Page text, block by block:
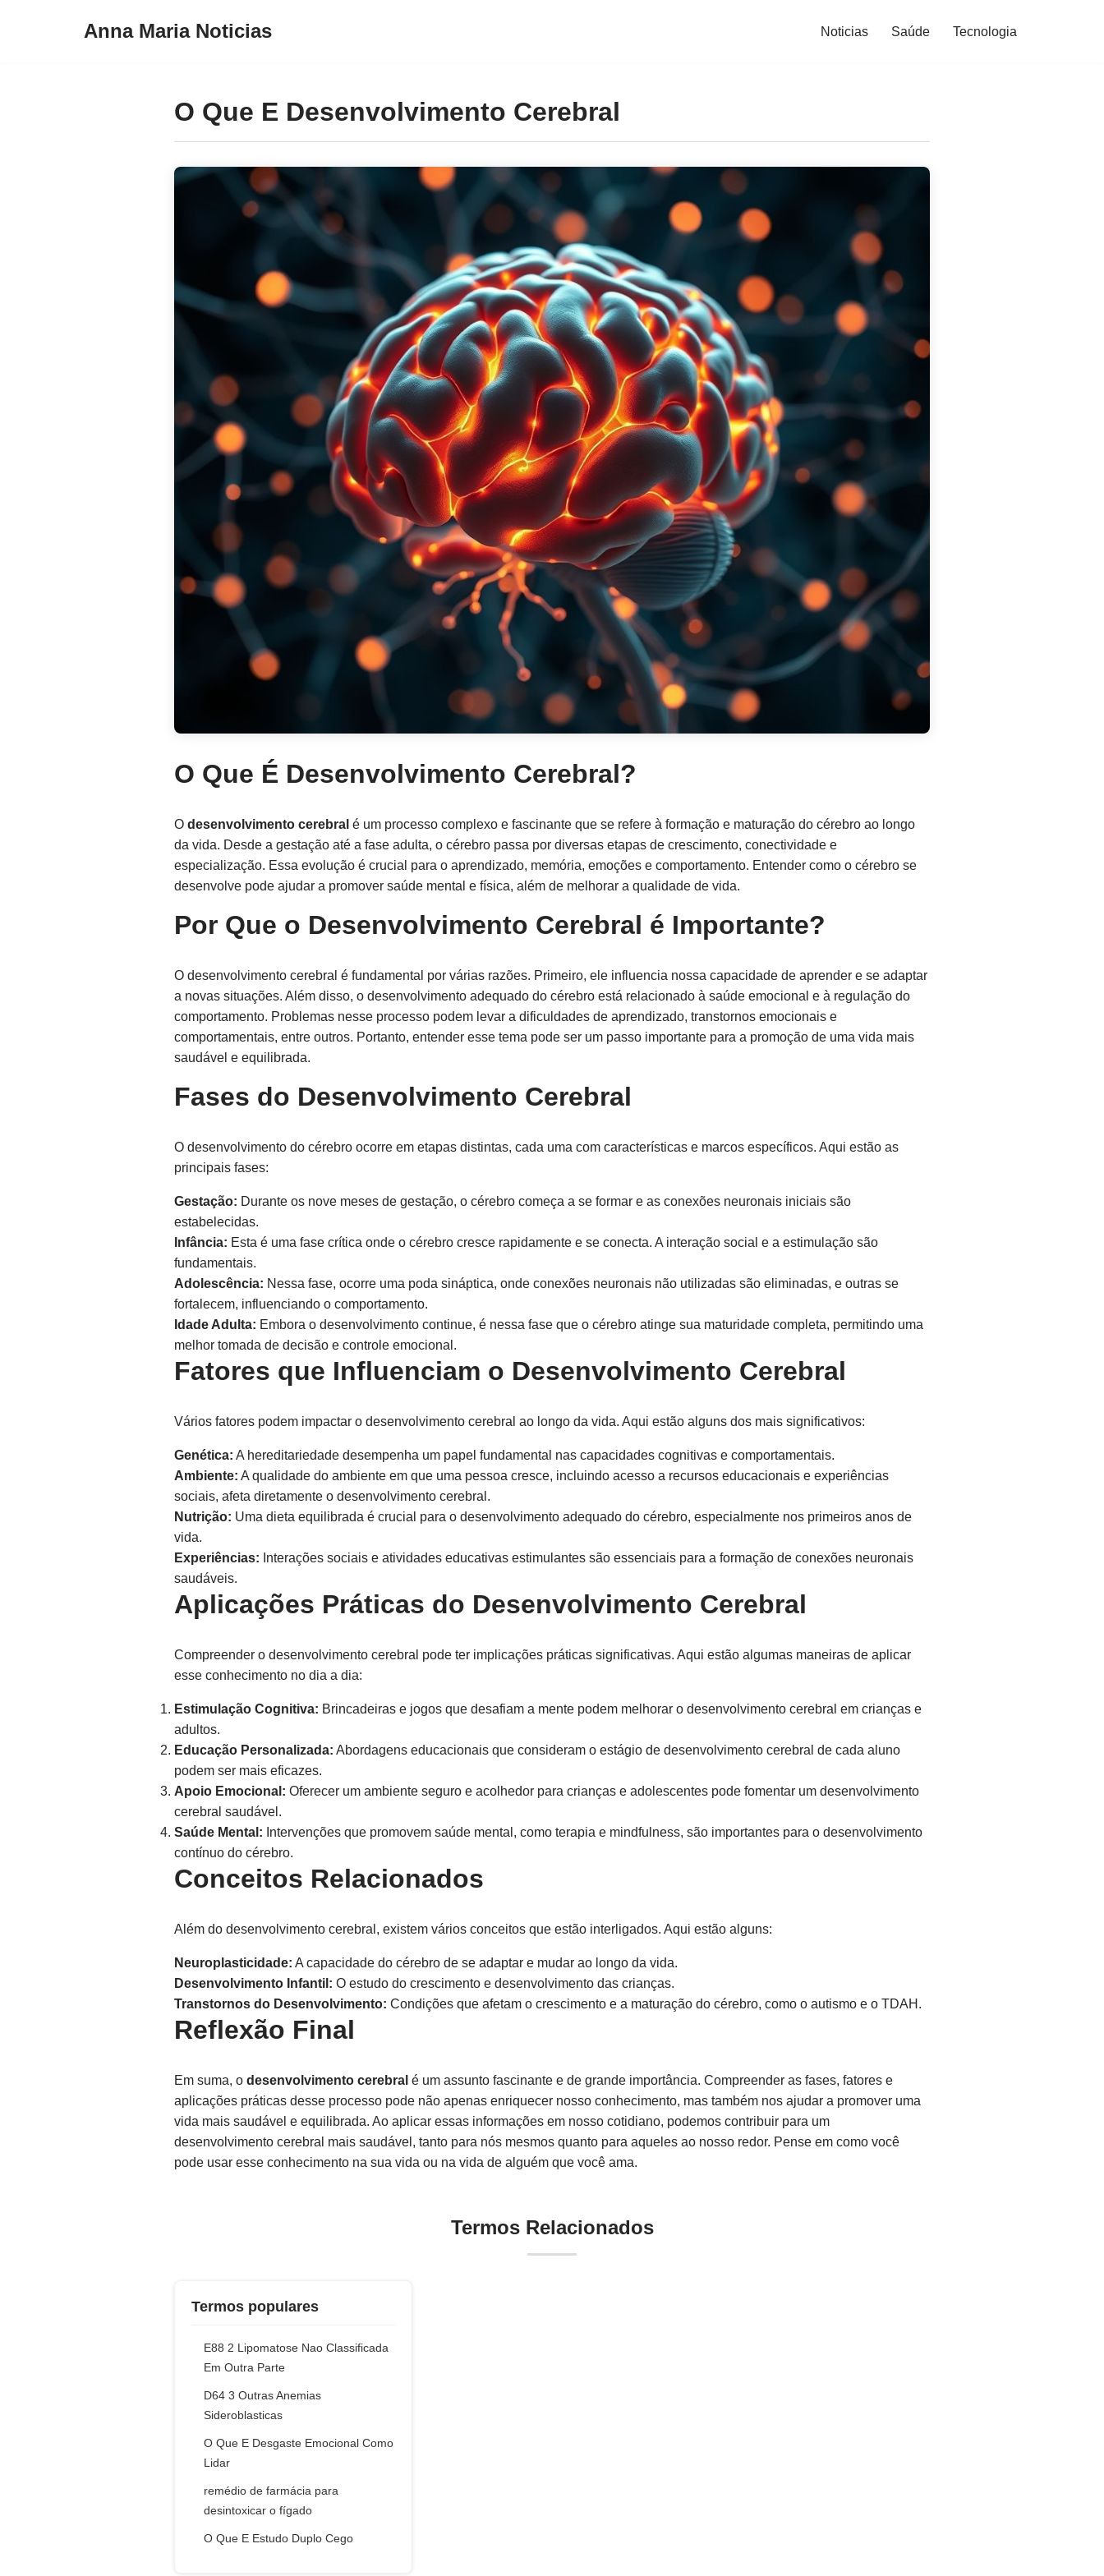
Anna Maria Noticias Noticias Saúde Tecnologia
O Que E Desenvolvimento Cerebral
O Que É Desenvolvimento Cerebral?
O desenvolvimento cerebral é um processo complexo e fascinante que se refere à formação e maturação do cérebro ao longo
da vida. Desde a gestação até a fase adulta, o cérebro passa por diversas etapas de crescimento, conectividade e
especialização. Essa evolução é crucial para o aprendizado, memória, emoções e comportamento. Entender como o cérebro se
desenvolve pode ajudar a promover saúde mental e física, além de melhorar a qualidade de vida.
Por Que o Desenvolvimento Cerebral é Importante?
O desenvolvimento cerebral é fundamental por várias razões. Primeiro, ele influencia nossa capacidade de aprender e se adaptar
a novas situações. Além disso, o desenvolvimento adequado do cérebro está relacionado à saúde emocional e à regulação do
comportamento. Problemas nesse processo podem levar a dificuldades de aprendizado, transtornos emocionais e
comportamentais, entre outros. Portanto, entender esse tema pode ser um passo importante para a promoção de uma vida mais
saudável e equilibrada.
Fases do Desenvolvimento Cerebral
O desenvolvimento do cérebro ocorre em etapas distintas, cada uma com características e marcos específicos. Aqui estão as
principais fases:
Gestação: Durante os nove meses de gestação, o cérebro começa a se formar e as conexões neuronais iniciais são
estabelecidas.
Infância: Esta é uma fase crítica onde o cérebro cresce rapidamente e se conecta. A interação social e a estimulação são
fundamentais.
Adolescência: Nessa fase, ocorre uma poda sináptica, onde conexões neuronais não utilizadas são eliminadas, e outras se
fortalecem, influenciando o comportamento.
Idade Adulta: Embora o desenvolvimento continue, é nessa fase que o cérebro atinge sua maturidade completa, permitindo uma
melhor tomada de decisão e controle emocional.
Fatores que Influenciam o Desenvolvimento Cerebral
Vários fatores podem impactar o desenvolvimento cerebral ao longo da vida. Aqui estão alguns dos mais significativos:
Genética: A hereditariedade desempenha um papel fundamental nas capacidades cognitivas e comportamentais.
Ambiente: A qualidade do ambiente em que uma pessoa cresce, incluindo acesso a recursos educacionais e experiências
sociais, afeta diretamente o desenvolvimento cerebral.
Nutrição: Uma dieta equilibrada é crucial para o desenvolvimento adequado do cérebro, especialmente nos primeiros anos de
vida.
Experiências: Interações sociais e atividades educativas estimulantes são essenciais para a formação de conexões neuronais
saudáveis.
Aplicações Práticas do Desenvolvimento Cerebral
Compreender o desenvolvimento cerebral pode ter implicações práticas significativas. Aqui estão algumas maneiras de aplicar
esse conhecimento no dia a dia:
Estimulação Cognitiva: Brincadeiras e jogos que desafiam a mente podem melhorar o desenvolvimento cerebral em crianças e
adultos.
Educação Personalizada: Abordagens educacionais que consideram o estágio de desenvolvimento cerebral de cada aluno
podem ser mais eficazes.
Apoio Emocional: Oferecer um ambiente seguro e acolhedor para crianças e adolescentes pode fomentar um desenvolvimento
cerebral saudável.
Saúde Mental: Intervenções que promovem saúde mental, como terapia e mindfulness, são importantes para o desenvolvimento
contínuo do cérebro.
Conceitos Relacionados
Além do desenvolvimento cerebral, existem vários conceitos que estão interligados. Aqui estão alguns:
Neuroplasticidade: A capacidade do cérebro de se adaptar e mudar ao longo da vida.
Desenvolvimento Infantil: O estudo do crescimento e desenvolvimento das crianças.
Transtornos do Desenvolvimento: Condições que afetam o crescimento e a maturação do cérebro, como o autismo e o TDAH.
Reflexão Final
Em suma, o desenvolvimento cerebral é um assunto fascinante e de grande importância. Compreender as fases, fatores e
aplicações práticas desse processo pode não apenas enriquecer nosso conhecimento, mas também nos ajudar a promover uma
vida mais saudável e equilibrada. Ao aplicar essas informações em nosso cotidiano, podemos contribuir para um
desenvolvimento cerebral mais saudável, tanto para nós mesmos quanto para aqueles ao nosso redor. Pense em como você
pode usar esse conhecimento na sua vida ou na vida de alguém que você ama.
Termos Relacionados
Termos populares
E88 2 Lipomatose Nao Classificada
Em Outra Parte
D64 3 Outras Anemias
Sideroblasticas
O Que E Desgaste Emocional Como
Lidar
remédio de farmácia para
desintoxicar o fígado
O Que E Estudo Duplo Cego